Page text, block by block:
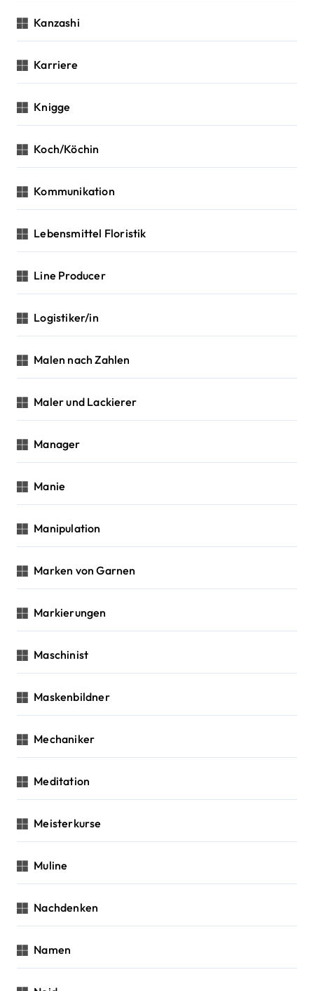
Kanzashi
Karriere
Knigge
Koch/Köchin
Kommunikation
Lebensmittel Floristik
Line Producer
Logistiker/in
Malen nach Zahlen
Maler und Lackierer
Manager
Manie
Manipulation
Marken von Garnen
Markierungen
Maschinist
Maskenbildner
Mechaniker
Meditation
Meisterkurse
Muline
Nachdenken
Namen